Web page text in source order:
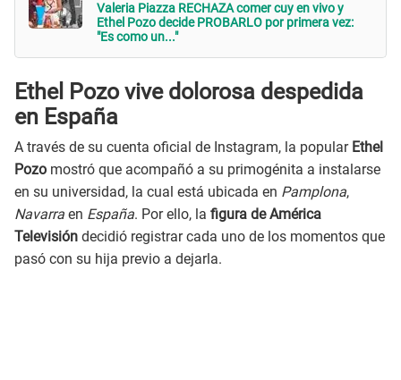
Valeria Piazza RECHAZA comer cuy en vivo y
Ethel Pozo decide PROBARLO por primera vez:
"Es como un..."
Ethel Pozo vive dolorosa despedida
en España
A través de su cuenta oficial de Instagram, la popularEthel
Pozo mostró que acompañó a su primogénita a instalarse
en su universidad, la cual está ubicada en Pamplona,
Navarra en España. Por ello, la figura de América
Televisión decidió registrar cada uno de los momentos que
pasó con su hija previo a dejarla.